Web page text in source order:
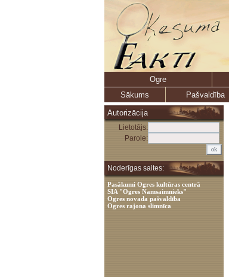
Ogre
Sākums
Pašvaldība
Autorizācija
Lietotājs:
Parole:
Noderīgas saites:
Pasākumi Ogres kultūras centrā
SIA "Ogres Namsaimnieks"
Ogres novada pašvaldība
Ogres rajona slimnīca